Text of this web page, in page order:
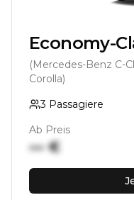
Economy-
(Mercedes-Benz C-
Corolla)
3 Passagiere
Ab Preis
••• €